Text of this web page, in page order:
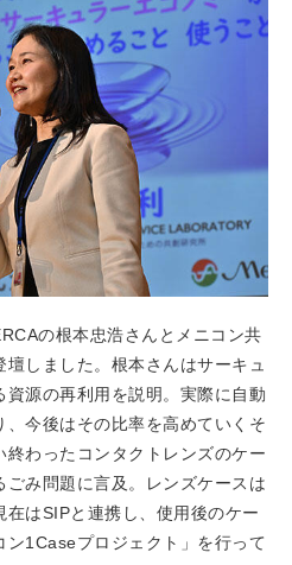
の根本忠浩さんとメニコン共
しました。根本さんはサーキュ
源の再利用を説明。実際に自動
今後はその比率を高めていくそ
終わったコンタクトレンズのケー
ごみ問題に言及。レンズケースは
はSIPと連携し、使用後のケー
ン1Caseプロジェクト」を行って